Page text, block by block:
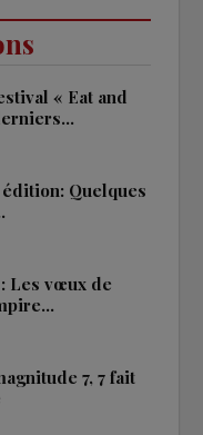
« Eat and
Quelques
Les vœux de
7, 7 fait